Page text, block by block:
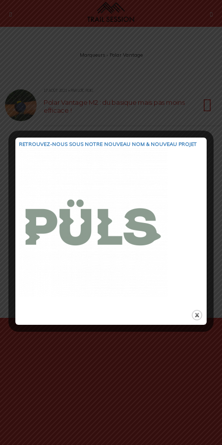
Marqueurs › Polar Vantage
17 AOÛT 2021 • PAR LOÏC ROIG
Polar Vantage M2 : du basique mais pas moins
efficace !
RETROUVEZ-NOUS SOUS NOTRE NOUVEAU NOM & NOUVEAU PROJET